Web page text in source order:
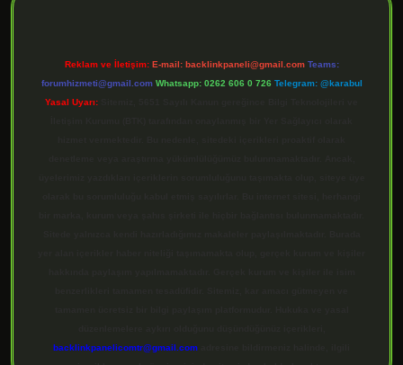
Reklam ve İletişim: E-mail: backlinkpaneli@gmail.com Teams:
forumhizmeti@gmail.com Whatsapp: 0262 606 0 726 Telegram: @karabul
Yasal Uyarı:
backlinkpanelicomtr@gmail.com